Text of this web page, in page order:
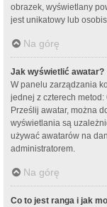
obrazek, wyświetlany
jest unikatowy lub
Na górę
Jak wyświetlić awatar?
W panelu zarządzania
jednej z czterech metod:
Prześlij awatar, można
wyświetlania są
używać awatarów na
administratorem.
Na górę
Co to jest ranga i jak